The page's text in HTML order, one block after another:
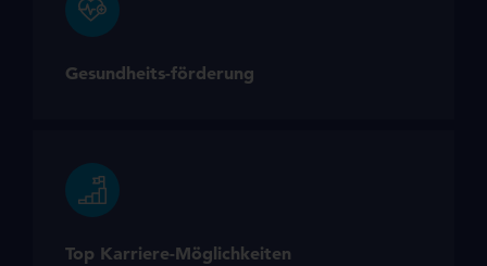
Gesundheits-förderung
Top Karriere-Möglichkeiten